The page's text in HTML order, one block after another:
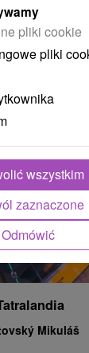
Lehota
Mikuláš
pliki cookie
pliki
Odmówić
zaznaczone
wszystkim